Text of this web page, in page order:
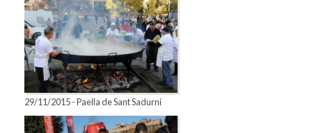
29/11/2015 - Paella de Sant Sadurní